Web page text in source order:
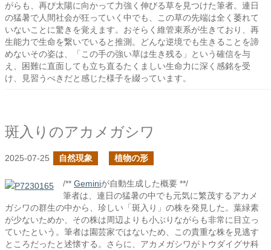
がらも、再び太陽に向かって力強く伸びる草を見つけた筆者。連日
の猛暑で人間社会が狂っていく中でも、この草の先端は全く萎れて
いないことに驚きを覚えます。おそらく維管束系が生きており、再
生能力で生命を繋いでいると推測。どんな逆境でも生きることを諦
めないその姿は、「この手の強い草は生き残る」という確信を与
え、困難に直面しても立ち直るたくましい生命力に深く感銘を受
け、見習うべきだと感じた様子を綴っています。
斑入りのアカメガシワ
2025-07-25 自然現象 植物の形
/** Geminiが自動生成した概要 **/
筆者は、連日の猛暑の中でも元気に繁茂するアカメ
ガシワの群生の中から、珍しい「斑入り」の株を発見した。葉緑素
が少ないためか、その株は周辺よりも小ぶりながらも非常に目立っ
ていたという。筆者は園芸家ではないため、この貴重な株を見逃す
ところだったと述懐する。さらに、アカメガシワがトウダイグサ科